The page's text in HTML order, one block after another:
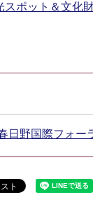
スポット＆文化
日野国際フォー